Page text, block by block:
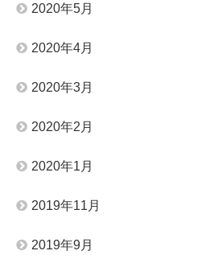
2020年5月
2020年4月
2020年3月
2020年2月
2020年1月
2019年11月
2019年9月